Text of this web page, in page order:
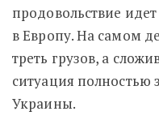
продовольствие
в Европу. На самом
треть грузов, а
ситуация полностью
Украины.